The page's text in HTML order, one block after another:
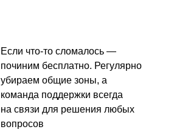
Если что-то сломалось —
починим бесплатно. Регулярно
убираем общие зоны, а
команда поддержки всегда
на связи для решения любых
вопросов